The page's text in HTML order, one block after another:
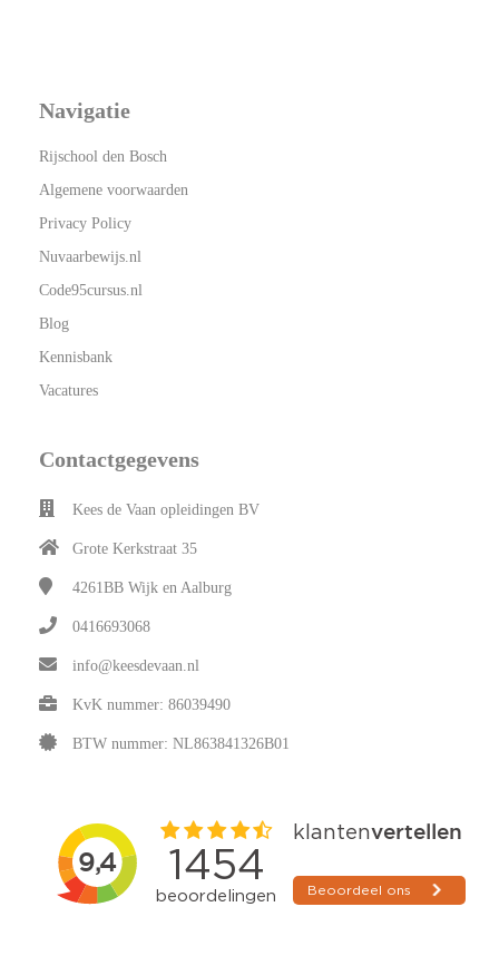
Navigatie
Rijschool den Bosch
Algemene voorwaarden
Privacy Policy
Nuvaarbewijs.nl
Code95cursus.nl
Blog
Kennisbank
Vacatures
Contactgegevens
Kees de Vaan opleidingen BV
Grote Kerkstraat 35
4261BB Wijk en Aalburg
0416693068
info@keesdevaan.nl
KvK nummer: 86039490
BTW nummer: NL863841326B01